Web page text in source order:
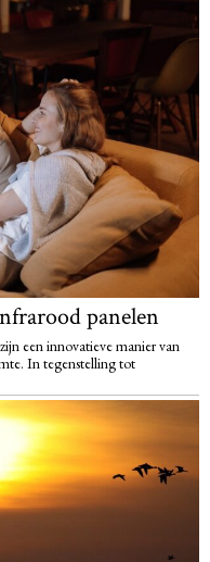
panelen
een innovatieve manier van
In tegenstelling tot